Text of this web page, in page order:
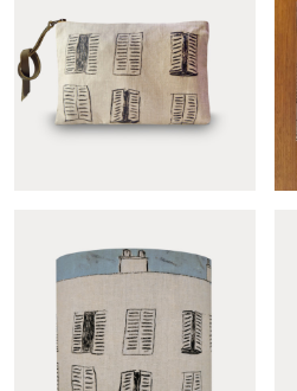
Fenêtre sur cour bench
Fenêtre sur cour pouch